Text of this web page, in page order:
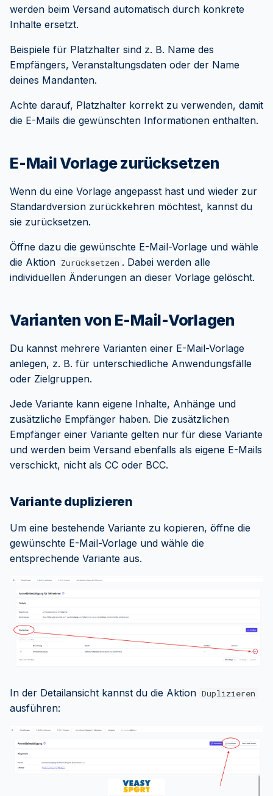
werden beim Versand automatisch durch konkrete
Inhalte ersetzt.
Beispiele für Platzhalter sind z. B. Name des
Empfängers, Veranstaltungsdaten oder der Name
deines Mandanten.
Achte darauf, Platzhalter korrekt zu verwenden, damit
die E-Mails die gewünschten Informationen enthalten.
E-Mail Vorlage zurücksetzen
Wenn du eine Vorlage angepasst hast und wieder zur
Standardversion zurückkehren möchtest, kannst du
sie zurücksetzen.
Öffne dazu die gewünschte E-Mail-Vorlage und wähle
die Aktion Zurücksetzen . Dabei werden alle
individuellen Änderungen an dieser Vorlage gelöscht.
Varianten von E-Mail-Vorlagen
Du kannst mehrere Varianten einer E-Mail-Vorlage
anlegen, z. B. für unterschiedliche Anwendungsfälle
oder Zielgruppen.
Jede Variante kann eigene Inhalte, Anhänge und
zusätzliche Empfänger haben. Die zusätzlichen
Empfänger einer Variante gelten nur für diese Variante
und werden beim Versand ebenfalls als eigene E-Mails
verschickt, nicht als CC oder BCC.
Variante duplizieren
Um eine bestehende Variante zu kopieren, öffne die
gewünschte E-Mail-Vorlage und wähle die
entsprechende Variante aus.
In der Detailansicht kannst du die Aktion Duplizieren
ausführen: